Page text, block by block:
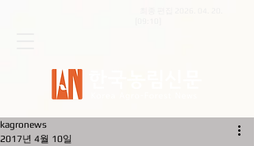
kagronews
2017년 4월 10일